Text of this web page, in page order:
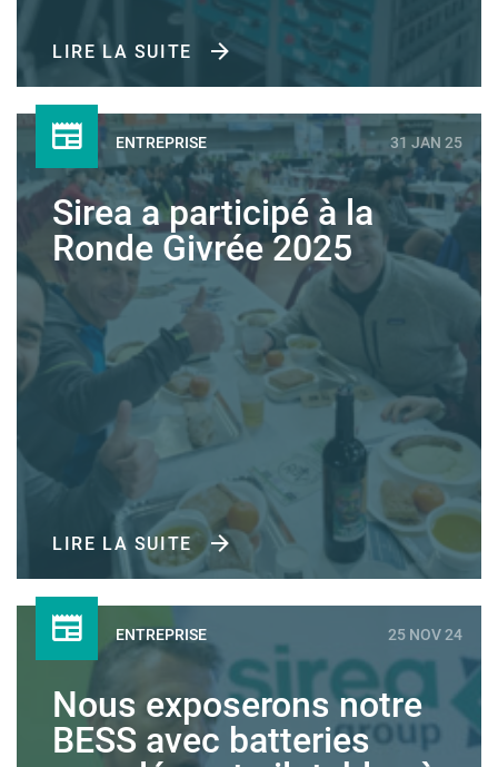
LIRE LA SUITE
ENTREPRISE 31 JAN 25
Sirea a participé à la
Ronde Givrée 2025
LIRE LA SUITE
ENTREPRISE 25 NOV 24
Nous exposerons notre
BESS avec batteries